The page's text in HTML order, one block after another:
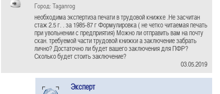
Город: Taganrog
необходима экспертиза печати в трудовой книжке .Не засчитан
стаж 2.5 г. . за 1985-87 г Формулировка ( не четко читаемая печать
при увольнении с предприятия) Можно ли отправить вам на почту
скан. требуемой части трудовой книжки а заключение забрать
лично? Достаточно ли будет вашего заключения для ПФР?
Сколько будет стоить заключение?
03.05.2019
Эксперт